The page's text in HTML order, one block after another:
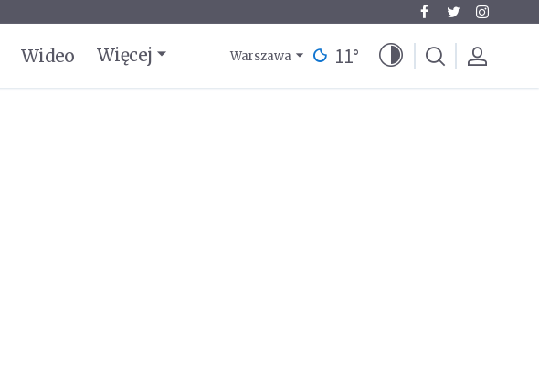
Wideo Więcej Warszawa 11°